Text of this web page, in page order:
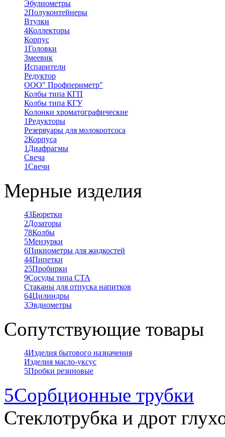
Эбулиометры
2Полуконтейнеры
Втулки
4Коллекторы
Корпус
1Головки
Змеевик
Испарители
Редуктор
ООО" Профпериметр"
Колбы типа КГП
Колбы типа КГУ
Колонки хроматографические
1Редукторы
Резервуары для молокоотсоса
2Корпуса
1 Диафрагмы
Свеча
1Свечи
Мерные изделия
43Бюретки
2Дозаторы
78Колбы
5Мензурки
6Пикнометры для жидкостей
44Пипетки
25Пробирки
9Сосуды типа СТА
Стаканы для отпуска напитков
64Цилиндры
3Эвдиометры
Сопутствующие товары
4Изделия бытового назначения
Изделия масло-уксус
5Пробки резиновые
5Сорбционные трубки
Стеклотрубка и дрот